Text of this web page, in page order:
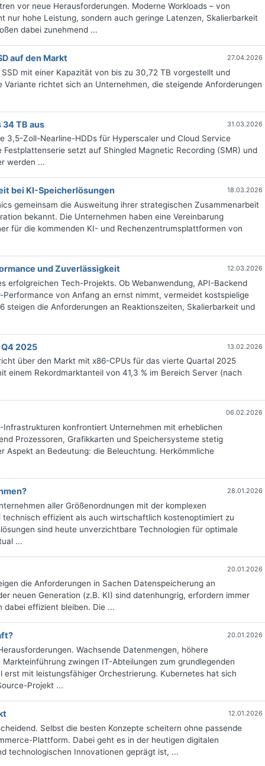
vor neue Herausforderungen. Moderne Workloads – von
nur hohe Leistung, sondern auch geringe Latenzen, Skalierbarkeit
dabei zunehmend ...
auf den Markt 27.04.2026
mit einer Kapazität von bis zu 30,72 TB vorgestellt und
richtet sich an Unternehmen, die steigende Anforderungen
TB aus 31.03.2026
3,5-Zoll-Nearline-HDDs für Hyperscaler und Cloud Service
setzt auf Shingled Magnetic Recording (SMR) und
werden ...
bei KI-Speicherlösungen 18.03.2026
gemeinsam die Ausweitung ihrer strategischen Zusammenarbeit
bekannt. Die Unternehmen haben eine Vereinbarung
für die kommenden KI- und Rechenzentrumsplattformen von
und Zuverlässigkeit 12.03.2026
erfolgreichen Tech-Projekts. Ob Webanwendung, API-Backend
von Anfang an ernst nimmt, vermeidet kostspielige
die Anforderungen an Reaktionszeiten, Skalierbarkeit und
2025 13.02.2026
über den Markt mit x86-CPUs für das vierte Quartal 2025
Rekordmarktanteil von 41,3 % im Bereich Server (nach
06.02.2026
konfrontiert Unternehmen mit erheblichen
Prozessoren, Grafikkarten und Speichersysteme stetig
an Bedeutung: die Beleuchtung. Herkömmliche
28.01.2026
aller Größenordnungen mit der komplexen
effizient als auch wirtschaftlich kostenoptimiert zu
sind heute unverzichtbare Technologien für optimale
...
20.01.2026
die Anforderungen in Sachen Datenspeicherung an
neuen Generation (z.B. KI) sind datenhungrig, erfordern immer
dabei effizient bleiben. Die ...
20.01.2026
Wachsende Datenmengen, höhere
zwingen IT-Abteilungen zum grundlegenden
mit leistungsfähiger Orchestrierung. Kubernetes hat sich
Projekt ...
12.01.2026
Selbst die besten Konzepte scheitern ohne passende
Plattform. Dabei geht es in der heutigen digitalen
technologischen Innovationen geprägt ist, ...